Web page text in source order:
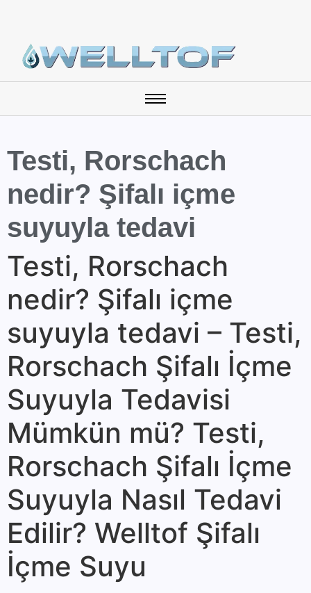
Testi, Rorschach
nedir? Şifalı içme
suyuyla tedavi
Testi, Rorschach
nedir? Şifalı içme
suyuyla tedavi – Testi,
Rorschach Şifalı İçme
Suyuyla Tedavisi
Mümkün mü? Testi,
Rorschach Şifalı İçme
Suyuyla Nasıl Tedavi
Edilir? Welltof Şifalı
İçme Suyu